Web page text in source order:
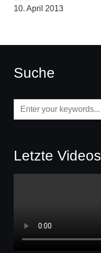
10. April 2013
Suche
Letzte Videos